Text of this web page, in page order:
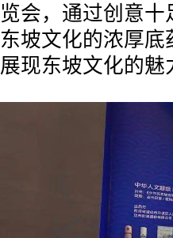
览会，通过创意
东坡文化的浓厚
展现东坡文化的魅